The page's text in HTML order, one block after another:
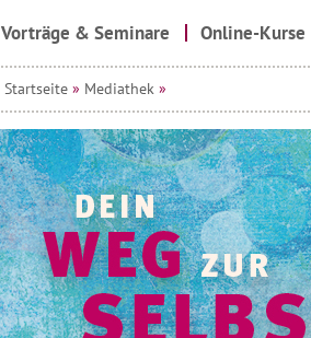
Vorträge & Seminare Online-Kurse
Startseite » Mediathek »